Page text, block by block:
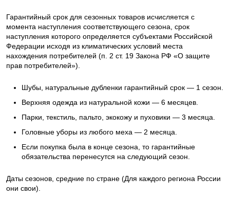
Гарантийный срок для сезонных товаров исчисляется с
момента наступления соответствующего сезона, срок
наступления которого определяется субъектами Российской
Федерации исходя из климатических условий места
нахождения потребителей (п. 2 ст. 19 Закона РФ «О защите
прав потребителей»).
Шубы, натуральные дубленки гарантийный срок — 1 сезон.
Верхняя одежда из натуральной кожи — 6 месяцев.
Парки, текстиль, пальто, экокожу и пуховики — 3 месяца.
Головные уборы из любого меха — 2 месяца.
Если покупка была в конце сезона, то гарантийные
обязательства перенесутся на следующий сезон.
Даты сезонов, средние по стране (Для каждого региона России
они свои).